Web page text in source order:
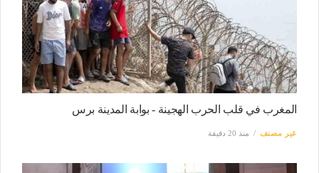
المغرب في قلب الحرب الهجينة - بوابة المدينة برس
غير مصنف منذ 20 دقيقة